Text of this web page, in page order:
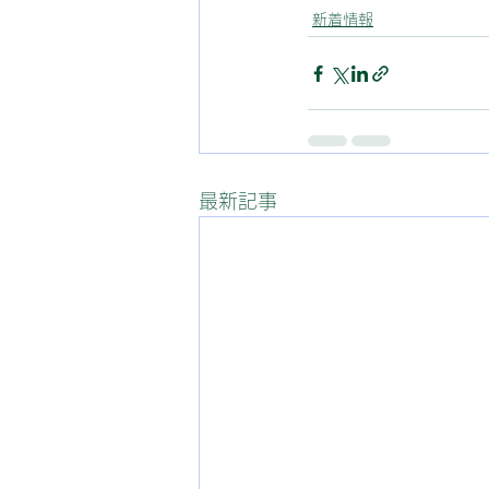
新着情報
最新記事